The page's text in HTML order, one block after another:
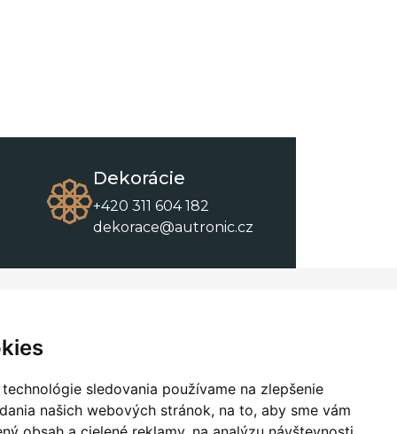
sledovania používame na zlepšenie
našich webových stránok, na to, aby sme vám
Dekorácie
+420 311 604 182
dekorace@autronic.cz
Kontakty